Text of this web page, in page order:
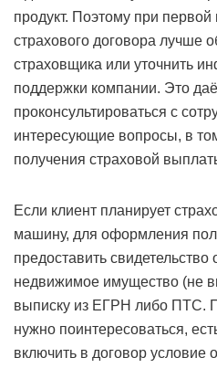
продукт. Поэтому при
страхового договора лучше
страховщика или уточнить
поддержки компании. Это
проконсультироваться с
интересующие вопросы, в
получения страховой
Если клиент планирует
машину, для оформления
предоставить свидетельство
недвижимое имущество (не
выписку из ЕГРН либо ПТС.
нужно поинтересоваться,
включить в договор